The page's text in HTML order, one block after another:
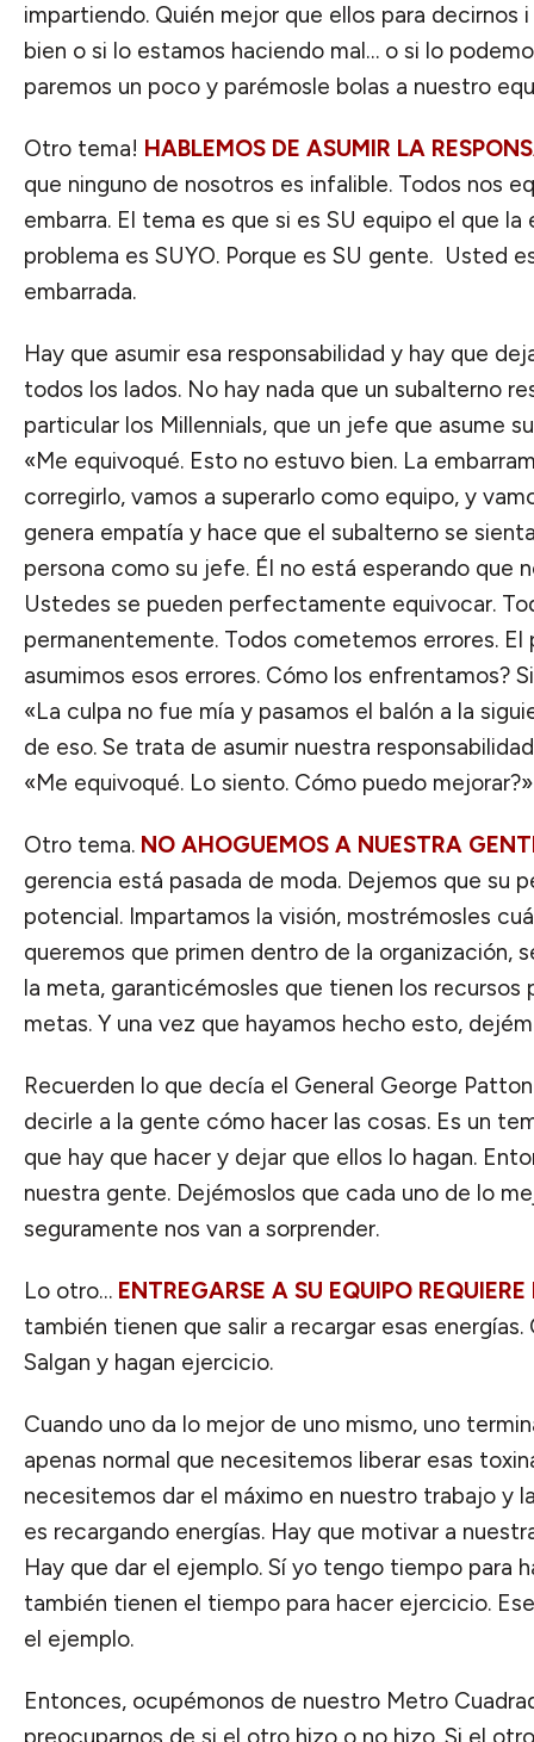
impartiendo. Quién mejor que ellos para decirnos
bien o si lo estamos haciendo mal… o si lo
paremos un poco y parémosle bolas a nuestro
Otro tema! HABLEMOS DE ASUMIR LA
que ninguno de nosotros es infalible. Todos nos
embarra. El tema es que si es SU equipo el que
problema es SUYO. Porque es SU gente. Usted
embarrada.
Hay que asumir esa responsabilidad y hay que
todos los lados. No hay nada que un subalterno
particular los Millennials, que un jefe que asume
«Me equivoqué. Esto no estuvo bien. La
corregirlo, vamos a superarlo como equipo, y
genera empatía y hace que el subalterno se
persona como su jefe. Él no está esperando que
Ustedes se pueden perfectamente equivocar.
permanentemente. Todos cometemos errores. El
asumimos esos errores. Cómo los enfrentamos?
«La culpa no fue mía y pasamos el balón a la
de eso. Se trata de asumir nuestra
«Me equivoqué. Lo siento. Cómo puedo mejorar?»
Otro tema. NO AHOGUEMOS A NUESTRA
gerencia está pasada de moda. Dejemos que su
potencial. Impartamos la visión, mostrémosles
queremos que primen dentro de la organización,
la meta, garanticémosles que tienen los recursos
metas. Y una vez que hayamos hecho esto,
Recuerden lo que decía el General George
decirle a la gente cómo hacer las cosas. Es un
que hay que hacer y dejar que ellos lo hagan.
nuestra gente. Dejémoslos que cada uno de lo
seguramente nos van a sorprender.
Lo otro… ENTREGARSE A SU EQUIPO
también tienen que salir a recargar esas
Salgan y hagan ejercicio.
Cuando uno da lo mejor de uno mismo, uno
apenas normal que necesitemos liberar esas
necesitemos dar el máximo en nuestro trabajo y
es recargando energías. Hay que motivar a
Hay que dar el ejemplo. Sí yo tengo tiempo para
también tienen el tiempo para hacer ejercicio.
el ejemplo.
Entonces, ocupémonos de nuestro Metro